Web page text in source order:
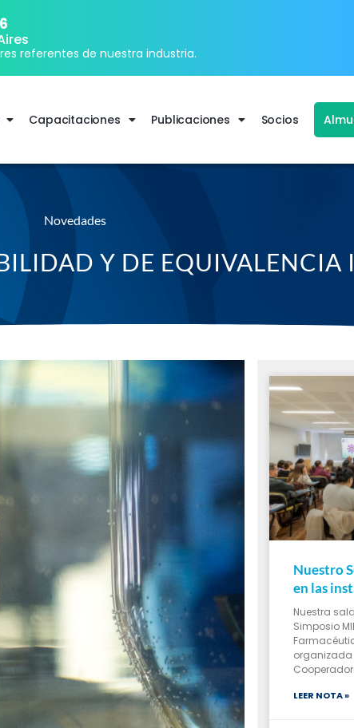
referentes de nuestra industria.
Capacitaciones Publicaciones Socios
Novedades
Y DE EQUIVALENCIA
Nuestro
en las
Nuestra
Simposio
organizada
LEER NOTA »